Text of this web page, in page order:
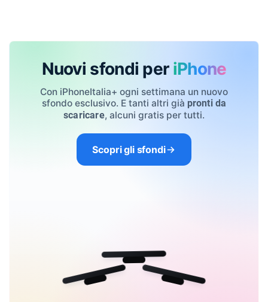
Nuovi sfondi per iPhone
Con iPhoneItalia+ ogni settimana un nuovo
sfondo esclusivo. E tanti altri già pronti da
scaricare, alcuni gratis per tutti.
Scopri gli sfondi